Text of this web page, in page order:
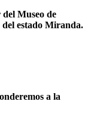
Museo de
estado Miranda.
a la